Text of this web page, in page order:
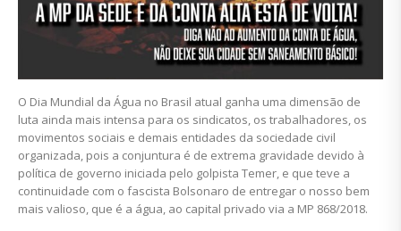
O Dia Mundial da Água no Brasil atual ganha uma dimensão de
luta ainda mais intensa para os sindicatos, os trabalhadores, os
movimentos sociais e demais entidades da sociedade civil
organizada, pois a conjuntura é de extrema gravidade devido à
política de governo iniciada pelo golpista Temer, e que teve a
continuidade com o fascista Bolsonaro de entregar o nosso bem
mais valioso, que é a água, ao capital privado via a MP 868/2018.